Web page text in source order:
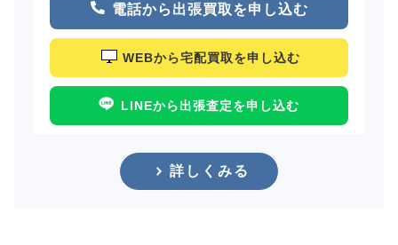
電話から出張買取を申し込む
WEBから宅配買取を申し込む
LINEから出張査定を申し込む
詳しくみる